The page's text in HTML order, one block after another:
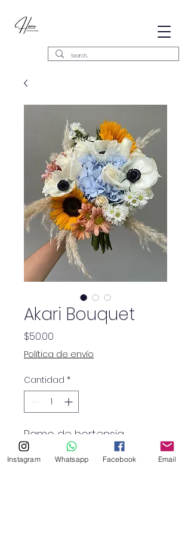
Akari Bouquet
$50.00
Política de envío
Cantidad *
Ramo de hortensia
celeste, 12 rosas blancas, 3
anémonas, 2 girasoles,
Instagram Whatsapp Facebook Email